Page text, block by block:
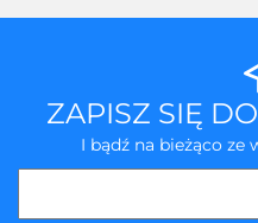
ZAPISZ SIĘ
I bądź na bieżąco